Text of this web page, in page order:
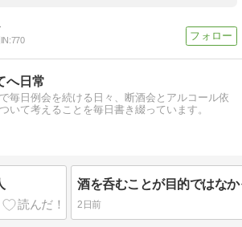
770
へ日常
毎日例会を続ける日々、断酒会とアルコール依
いて考えることを毎日書き綴っています。
酒を呑むことが目的ではな
2日前